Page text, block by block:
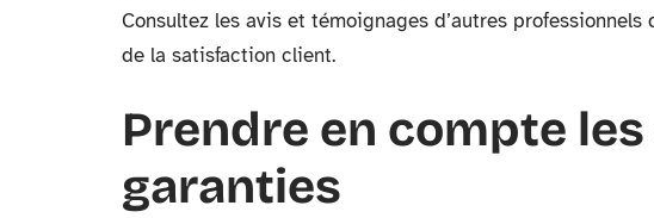
Consultez les avis et témoignages d’autres
de la satisfaction client.
Prendre en compte
garanties